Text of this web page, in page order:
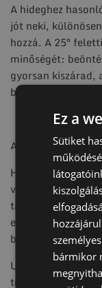
A hideghez
jót neki,
hozzá. A 25°
minőségét:
gyorsan kiszárad,
benne.
ALAPOZÁS
Ha nem
vagy problémák
talajcsavaros
egészében
befolyásolja
Ugyanolyan
töredéke alatt
Ez a
Sütiket
bármikor